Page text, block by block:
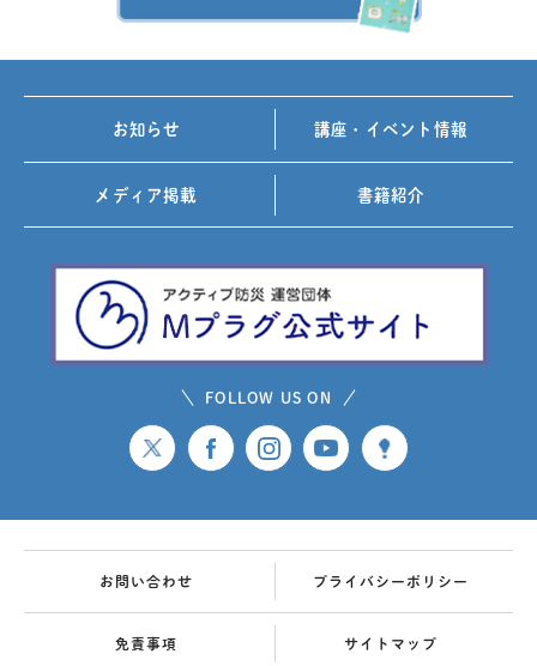
お知らせ 講座・イベント情報
メディア掲載 書籍紹介
FOLLOW US ON
お問い合わせ プライバシーポリシー
免責事項 サイトマップ